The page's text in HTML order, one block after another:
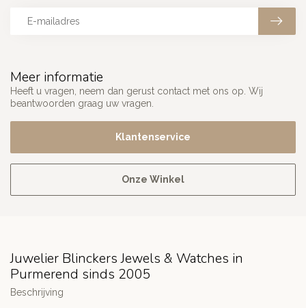
Meer informatie
Heeft u vragen, neem dan gerust contact met ons op. Wij
beantwoorden graag uw vragen.
Klantenservice
Onze Winkel
Juwelier Blinckers Jewels & Watches in
Purmerend sinds 2005
Beschrijving